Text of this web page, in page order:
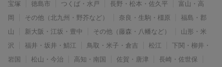
宝塚 徳島市 つくば・水戸 長野・松本・佐久平
富山・高
岡
その他（北九州・野芥など） 奈良・生駒・橿原
福島・郡
山
新大阪・江坂・豊中 その他（藤森・八幡など）
山形・米
沢
福井・坂井・鯖江 鳥取・米子・倉吉 松江
下関・柳井・
岩国
松山・今治 高知・南国 佐賀・唐津
長崎・佐世保